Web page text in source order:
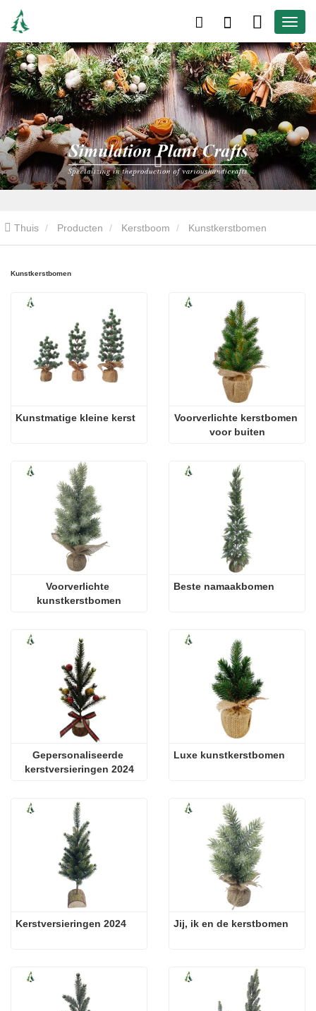
Thuis Producten Kerstboom Kunstkerstbomen
Kunstkerstbomen
Kunstmatige kleine kerst
Voorverlichte kerstbomen
voor buiten
Voorverlichte
kunstkerstbomen
Beste namaakbomen
Gepersonaliseerde
kerstversieringen 2024
Luxe kunstkerstbomen
Kerstversieringen 2024 Jij, ik en de kerstbomen